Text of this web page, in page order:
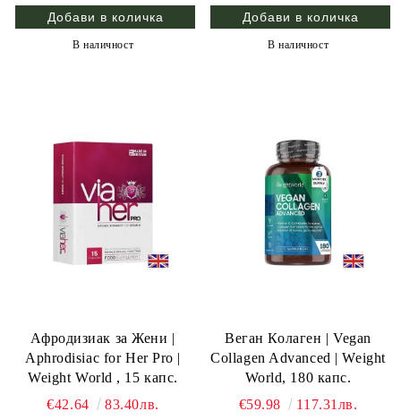
В наличност В наличност
Афродизиак за Жени |
Аphrodisiac for Her Pro |
Weight World , 15 капс.
€42.64
83.40лв.
Веган Колаген | Vegan
Collagen Advanced | Weight
World, 180 капс.
€59.98
117.31лв.